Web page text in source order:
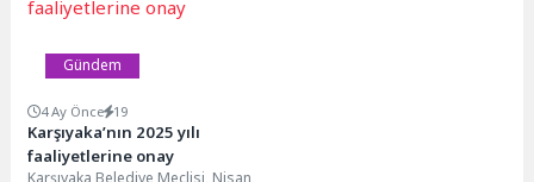
Gündem
4 Ay Önce 19
Karşıyaka’nın 2025 yılı
faaliyetlerine onay
Karşıyaka Belediye Meclisi, Nisan